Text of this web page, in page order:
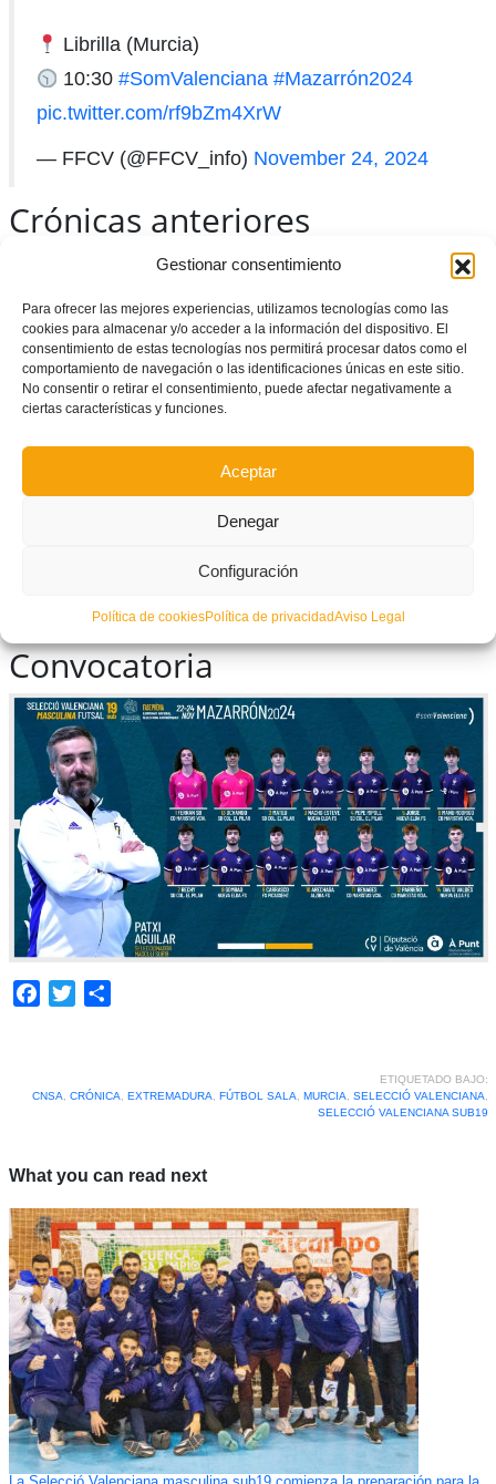
Gestionar consentimiento
Para ofrecer las mejores experiencias, utilizamos tecnologías como las
cookies para almacenar y/o acceder a la información del dispositivo. El
consentimiento de estas tecnologías nos permitirá procesar datos como el
comportamiento de navegación o las identificaciones únicas en este sitio.
No consentir o retirar el consentimiento, puede afectar negativamente a
ciertas características y funciones.
Aceptar
Denegar
Configuración
Política de cookiesPolítica de privacidadAviso Legal
Librilla (Murcia)
10:30#SomValenciana #Mazarrón2024
pic.twitter.com/rf9bZm4XrW
— FFCV (@FFCV_info) November 24, 2024
Crónicas anteriores
Balears (3-8)
Murcia (3-1)
Convocatoria
Facebook
Twitter
ETIQUETADO BAJO:
CNSA, CRÓNICA, EXTREMADURA, FÚTBOL SALA, MURCIA, SELECCIÓ VALENCIANA,
SELECCIÓ VALENCIANA SUB19
What you can read next